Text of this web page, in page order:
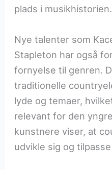
plads i musikhistorien.
Nye talenter som
Stapleton har også
fornyelse til genren.
traditionelle
lyde og temaer,
relevant for den
kunstnere viser, at
udvikle sig og